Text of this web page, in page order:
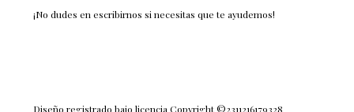
¡No dudes en escribirnos si necesitas que te ayudemos!
Diseño registrado bajo licencia Copyright ©2311216179328